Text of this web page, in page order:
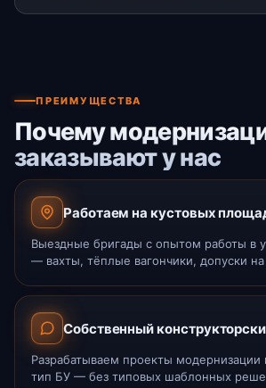
ПРЕИМУЩЕСТВА
Почему
заказывают у нас
Работаем на кустовых
Выездные бригады с опытом работы в
— вахты, тёплые вагончики, допуски
Собственный
Разрабатываем проекты модернизации
тип БУ — без типовых шаблонных